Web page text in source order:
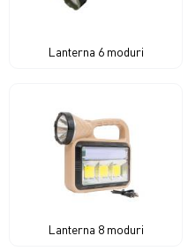
Lanterna 6 moduri
Lanterna 8 moduri